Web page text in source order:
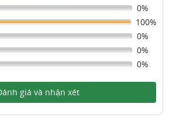
0%
100%
0%
0%
0%
giá và nhận xét